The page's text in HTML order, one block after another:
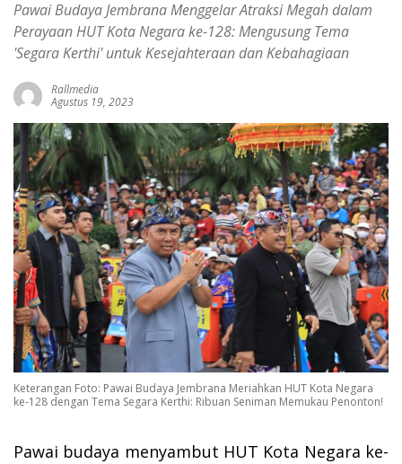
Pawai Budaya Jembrana Menggelar Atraksi Megah dalam
Perayaan HUT Kota Negara ke-128: Mengusung Tema
'Segara Kerthi' untuk Kesejahteraan dan Kebahagiaan
Rallmedia
Agustus 19, 2023
Keterangan Foto: Pawai Budaya Jembrana Meriahkan HUT Kota Negara
ke-128 dengan Tema Segara Kerthi: Ribuan Seniman Memukau Penonton!
Pawai budaya menyambut HUT Kota Negara ke-